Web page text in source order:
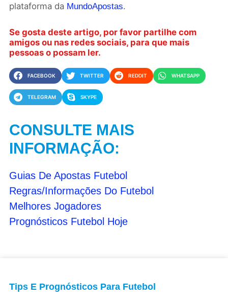
plataforma da MundoApostas.
Se gosta deste artigo, por favor partilhe com
amigos ou nas redes sociais, para que mais
pessoas o possam ler.
FACEBOOK TWITTER REDDIT WHATSAPP
TELEGRAM SKYPE
CONSULTE MAIS
INFORMAÇÃO:
Guias De Apostas Futebol
Regras/Informações Do Futebol
Melhores Jogadores
Prognósticos Futebol Hoje
Tips E Prognósticos Para Futebol